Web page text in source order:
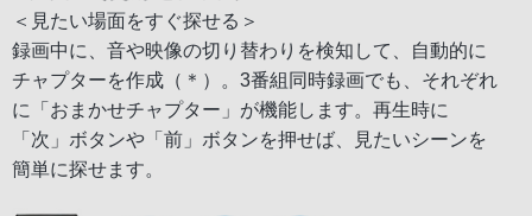
＜見たい場面をすぐ探せる＞
録画中に、音や映像の切り替わりを検知して、自動的に
チャプターを作成（＊）。3番組同時録画でも、それぞれ
に「おまかせチャプター」が機能します。再生時に
「次」ボタンや「前」ボタンを押せば、見たいシーンを
簡単に探せます。